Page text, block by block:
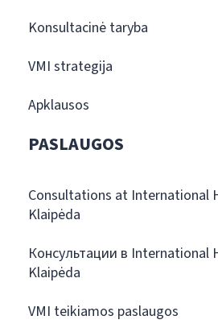
Konsultacinė taryba
VMI strategija
Apklausos
PASLAUGOS
Consultations at International
Klaipėda
Консультации в International
Klaipėda
VMI teikiamos paslaugos